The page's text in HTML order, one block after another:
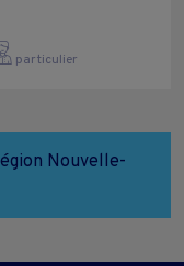
particulier
Nouvelle-